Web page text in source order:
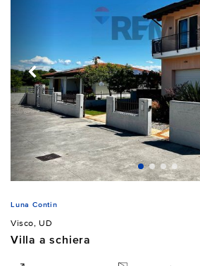
Luna Contin
Visco, UD
Villa a schiera